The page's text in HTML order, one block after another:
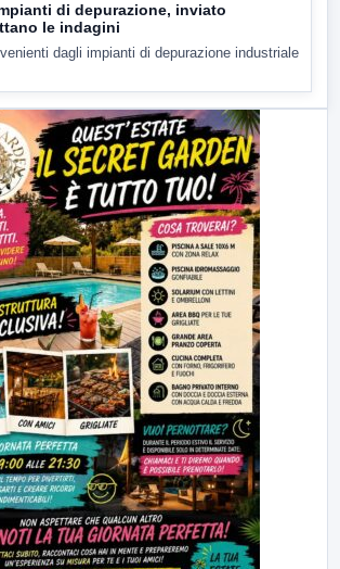
di depurazione, inviato
le indagini
dagli impianti di depurazione industriale